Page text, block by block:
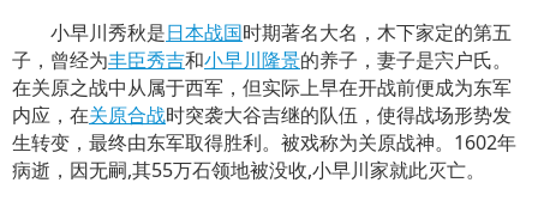
小早川秀秋是日本战国时期著名大名，木下家定的第五
子，曾经为丰臣秀吉和小早川隆景的养子，妻子是宍户氏。
在关原之战中从属于西军，但实际上早在开战前便成为东军
内应，在关原合战时突袭大谷吉继的队伍，使得战场形势发
生转变，最终由东军取得胜利。被戏称为关原战神。1602年
病逝，因无嗣,其55万石领地被没收,小早川家就此灭亡。